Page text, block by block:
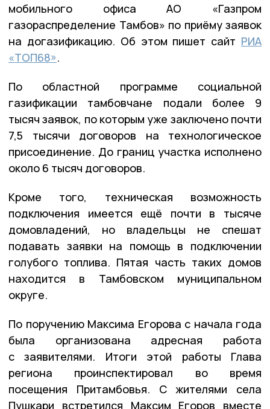
мобильного офиса АО «Газпром
газораспределение Тамбов» по приёму заявок
на догазификацию. Об этом пишет сайт РИА
«ТОП68».
По областной программе социальной
газификации тамбовчане подали более 9
тысяч заявок, по которым уже заключено почти
7,5 тысячи договоров на технологическое
присоединение. До границ участка исполнено
около 6 тысяч договоров.
Кроме того, техническая возможность
подключения имеется ещё почти в тысяче
домовладений, но владельцы не спешат
подавать заявки на помощь в подключении
голубого топлива. Пятая часть таких домов
находится в Тамбовском муниципальном
округе.
По поручению Максима Егорова с начала года
была организована адресная работа
с заявителями. Итоги этой работы Глава
региона проинспектировал во время
посещения Притамбовья. С жителями села
Пушкари встретился Максим Егоров вместе